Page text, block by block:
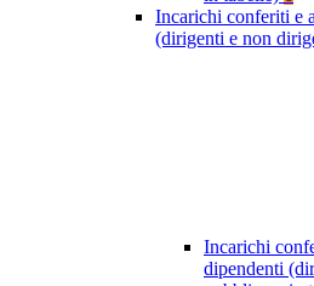
Incarichi conferiti e
(dirigenti e non
Incarichi
dipendenti